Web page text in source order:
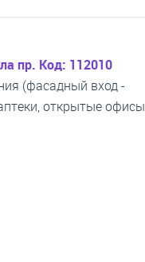
пр. Код: 112010
(фасадный вход -
открытые офисы